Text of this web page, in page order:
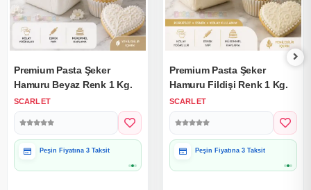
Premium Pasta Şeker
Hamuru Beyaz Renk 1 Kg.
SCARLET
Hediye Paketine Uygun
Premium Pasta Şeker
Hamuru Fildişi Renk 1 Kg.
SCARLET
Hediye Paketine Uygun